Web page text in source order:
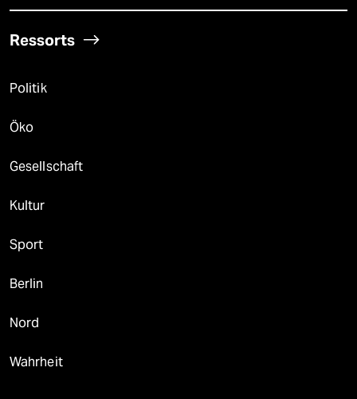
Ressorts
Politik
Öko
Gesellschaft
Kultur
Sport
Berlin
Nord
Wahrheit